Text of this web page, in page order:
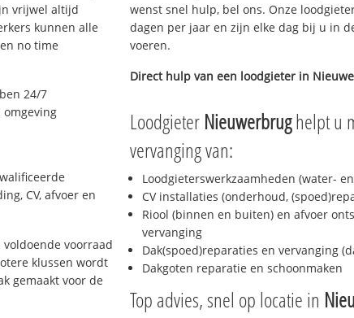
vrijwel altijd
kunnen alle
no time
24/7
CV, afvoer en
voorraad
klussen wordt
gemaakt voor de
wenst snel hulp, bel ons. Onze
dagen per jaar en zijn elke dag bij u in
voeren.
Direct hulp van een loodgieter in
Loodgieter Nieuwerbrughelpt u
vervanging van:
Loodgieterswerkzaamheden (water-
CV installaties (onderhoud,
Riool (binnen en buiten) en afvoer
vervanging
Dak(spoed)reparaties en vervanging
Dakgoten reparatie en schoonmaken
Top advies, snel op locatie in